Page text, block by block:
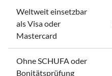
Weltweit einsetzbar
als Visa oder
Mastercard
Ohne SCHUFA oder
Bonitätsprüfung